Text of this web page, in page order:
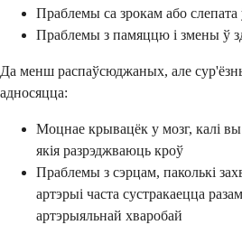
Праблемы са зрокам або
Праблемы з памяццю і змены ў
Да менш распаўсюджаных, але
адносяцца:
Моцнае крывацёк у мозг, калі
якія разрэджваюць кроў
Праблемы з сэрцам, паколькі
артэрыі часта сустракаецца
артэрыяльнай хваробай